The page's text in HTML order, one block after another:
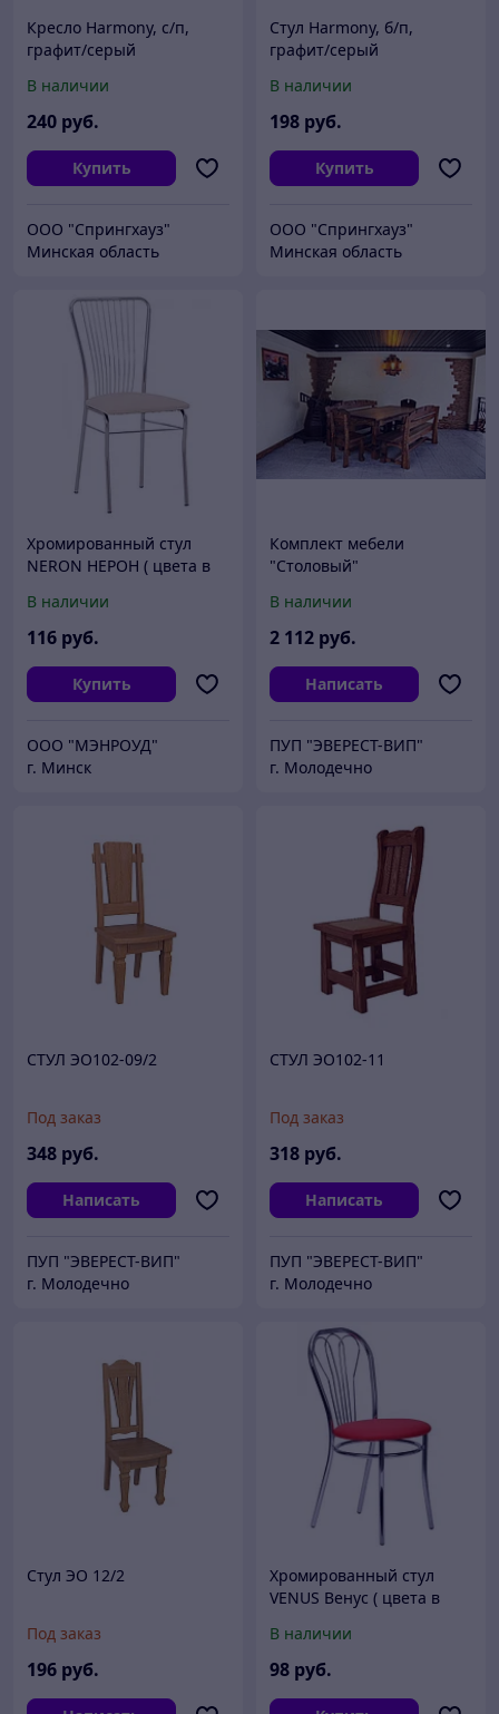
Кресло Harmony, с/п,
графит/серый
В наличии
240 руб.
Купить
ООО "Спрингхауз"
Минская область
Стул Harmony, б/п,
графит/серый
В наличии
198 руб.
Купить
ООО "Спрингхауз"
Минская область
Хромированный стул
NERON НЕРОН ( цвета в
В наличии
116 руб.
Купить
ООО "МЭНРОУД"
г. Минск
Комплект мебели
"Столовый"
В наличии
2 112 руб.
Написать
ПУП "ЭВЕРЕСТ-ВИП"
г. Молодечно
СТУЛ ЭО102-09/2
Под заказ
348 руб.
Написать
ПУП "ЭВЕРЕСТ-ВИП"
г. Молодечно
СТУЛ ЭО102-11
Под заказ
318 руб.
Написать
ПУП "ЭВЕРЕСТ-ВИП"
г. Молодечно
Стул ЭО 12/2
Под заказ
196 руб.
Хромированный стул
VENUS Венус ( цвета в
В наличии
98 руб.